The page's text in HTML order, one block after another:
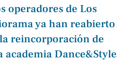
operadores de Los
ya han reabierto
reincorporación de
academia Dance&Style